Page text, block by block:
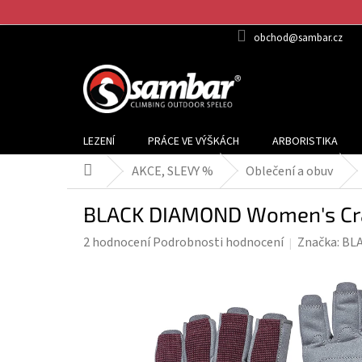
na
obchod@sambar.cz
LEZENÍ PRÁCE VE VÝŠKÁCH ARBORISTIKA
Domů AKCE, SLEVY % Oblečení a obuv
BLACK DIAMOND Women's
Průměrné
2 hodnoceníPodrobnosti hodnocení Značka: